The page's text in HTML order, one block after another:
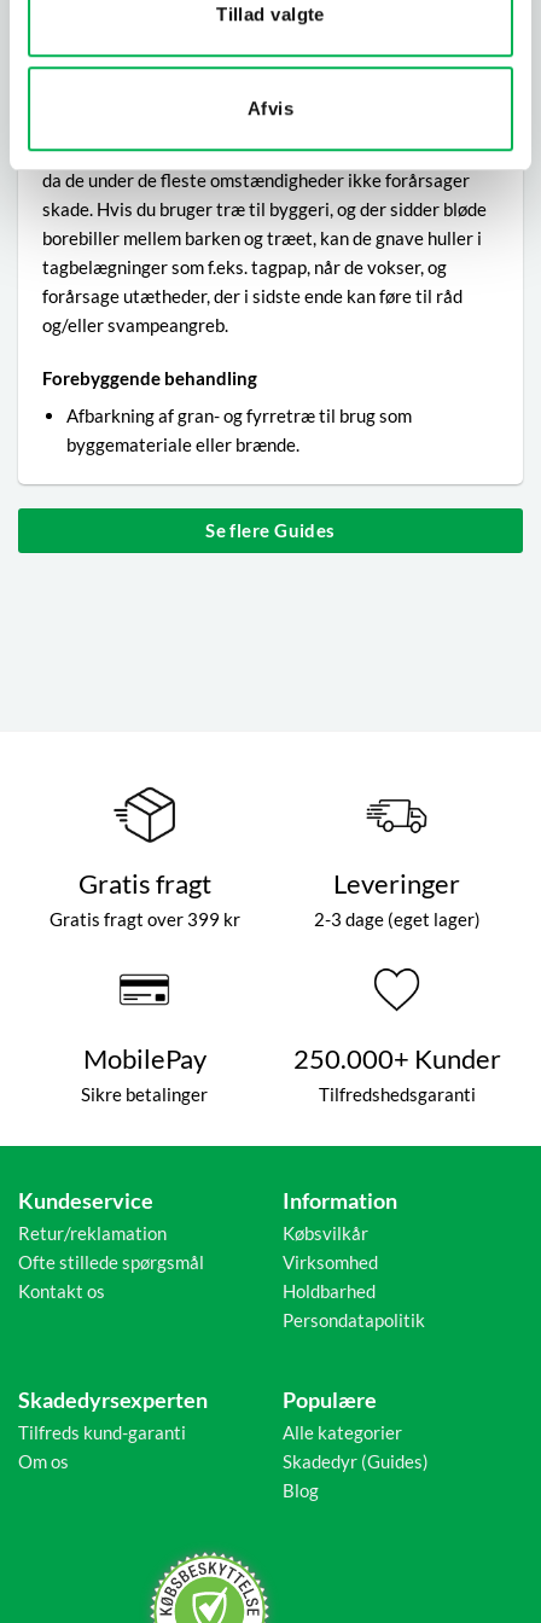
Tillad valgte
Afvis
sommer finder forpupningen sted, og mellem maj-august
er billen fuldt udviklet.
Der er ingen grund til at bekymre sig om bløde borebiller,
da de under de fleste omstændigheder ikke forårsager
skade. Hvis du bruger træ til byggeri, og der sidder bløde
borebiller mellem barken og træet, kan de gnave huller i
tagbelægninger som f.eks. tagpap, når de vokser, og
forårsage utætheder, der i sidste ende kan føre til råd
og/eller svampeangreb.
Forebyggende behandling
Afbarkning af gran- og fyrretræ til brug som
byggemateriale eller brænde.
Se flere Guides
Gratis fragt
Gratis fragt over 399 kr
Leveringer
2-3 dage (eget lager)
MobilePay
Sikre betalinger
250.000+ Kunder
Tilfredshedsgaranti
Kundeservice
Retur/reklamation
Ofte stillede spørgsmål
Kontakt os
Information
Købsvilkår
Virksomhed
Holdbarhed
Persondatapolitik
Skadedyrsexperten
Tilfreds kund-garanti
Om os
Populære
Alle kategorier
Skadedyr (Guides)
Blog